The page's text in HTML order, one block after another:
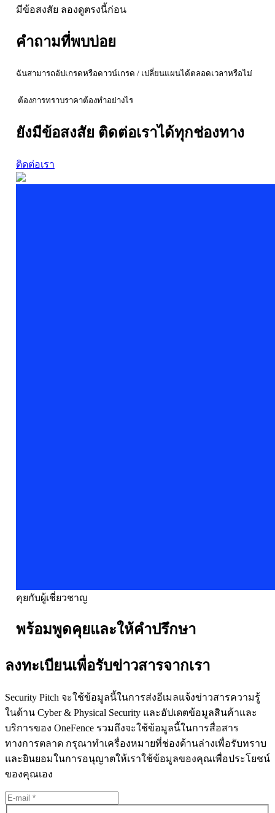
มีข้อสงสัย ลองดูตรงนี้ก่อน
คำถามที่พบบ่อย
ฉันสามารถอัปเกรดหรือดาวน์เกรด / เปลี่ยนแผนได้ตลอดเวลาหรือไม่
ต้องการทราบราคาต้องทำอย่างไร
ยังมีข้อสงสัย ติดต่อเราได้ทุกช่องทาง
ติดต่อเรา
คุยกับผู้เชี่ยวชาญ
พร้อมพูดคุยและให้คำปรึกษา
ลงทะเบียนเพื่อรับข่าวสารจากเรา
Security Pitch จะใช้ข้อมูลนี้ในการส่งอีเมลแจ้งข่าวสารความรู้
ในด้าน Cyber & Physical Security และอัปเดตข้อมูลสินค้าและ
บริการของ OneFence รวมถึงจะใช้ข้อมูลนี้ในการสื่อสาร
ทางการตลาด กรุณาทำเครื่องหมายที่ช่องด้านล่างเพื่อรับทราบ
และยินยอมในการอนุญาตให้เราใช้ข้อมูลของคุณเพื่อประโยชน์
ของคุณเอง